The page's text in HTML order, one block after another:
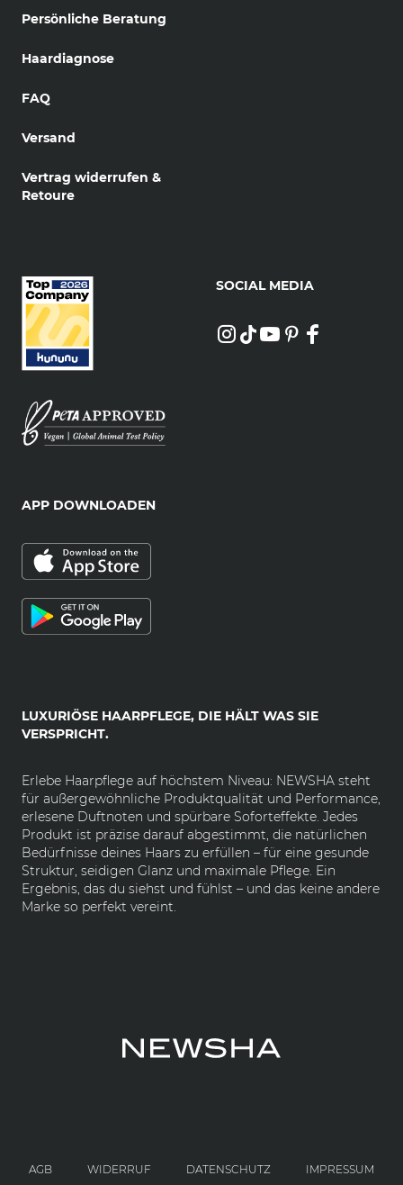
Persönliche Beratung
Haardiagnose
FAQ
Versand
Vertrag widerrufen &
Retoure
LUXURIÖSE HAARPFLEGE, DIE HÄLT WAS SIE
VERSPRICHT.
Erlebe Haarpflege auf höchstem Niveau: NEWSHA steht
für außergewöhnliche Produktqualität und Performance,
erlesene Duftnoten und spürbare Soforteffekte. Jedes
Produkt ist präzise darauf abgestimmt, die natürlichen
Bedürfnisse deines Haars zu erfüllen – für eine gesunde
Struktur, seidigen Glanz und maximale Pflege. Ein
Ergebnis, das du siehst und fühlst – und das keine andere
Marke so perfekt vereint.
SOCIAL MEDIA
APP DOWNLOADEN
AGB WIDERRUF DATENSCHUTZ IMPRESSUM